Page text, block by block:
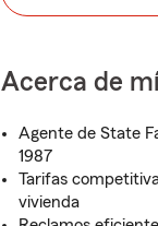
Acerca de
Agente de State
1987
Tarifas
vivienda